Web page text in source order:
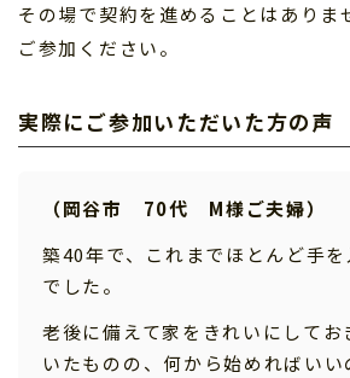
その場で契約を進めることはありま
ご参加ください。
実際にご参加いただいた方の声
（岡谷市 70代 M様ご夫婦）
築40年で、これまでほとんど手
でした。
老後に備えて家をきれいにしてお
いたものの、何から始めればいい